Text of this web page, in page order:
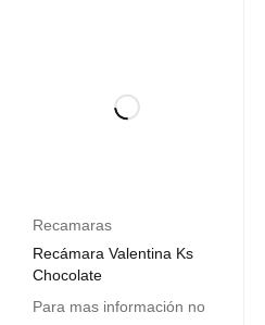
Recamaras
Recámara Valentina Ks
Chocolate
Para mas información no